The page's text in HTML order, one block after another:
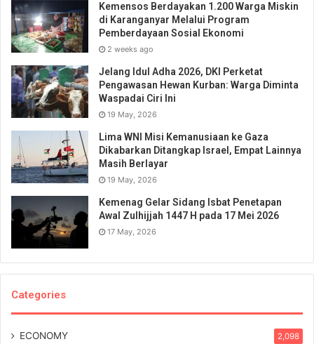
Kemensos Berdayakan 1.200 Warga Miskin
di Karanganyar Melalui Program
Pemberdayaan Sosial Ekonomi
2 weeks ago
Jelang Idul Adha 2026, DKI Perketat
Pengawasan Hewan Kurban: Warga Diminta
Waspadai Ciri Ini
19 May, 2026
Lima WNI Misi Kemanusiaan ke Gaza
Dikabarkan Ditangkap Israel, Empat Lainnya
Masih Berlayar
19 May, 2026
Kemenag Gelar Sidang Isbat Penetapan
Awal Zulhijjah 1447 H pada 17 Mei 2026
17 May, 2026
Categories
ECONOMY 2,098